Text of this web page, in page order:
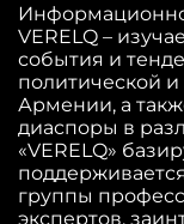
VERELQ –
события и
политической
Армении, а
диаспоры в
«VERELQ»
группы
экспертов,